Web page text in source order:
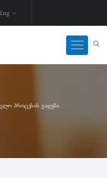
Eng
პროცესის ვადები